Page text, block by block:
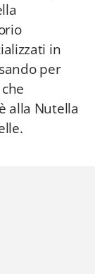
in
per
alla Nutella